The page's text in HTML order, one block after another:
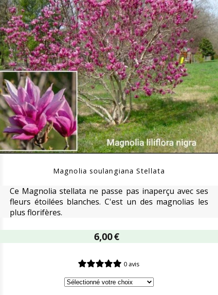
Magnolia soulangiana Stellata
Ce Magnolia stellata ne passe pas inaperçu avec ses
fleurs étoilées blanches. C'est un des magnolias les
plus florifères.
6,00€
0 avis